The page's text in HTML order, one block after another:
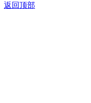
返回顶部